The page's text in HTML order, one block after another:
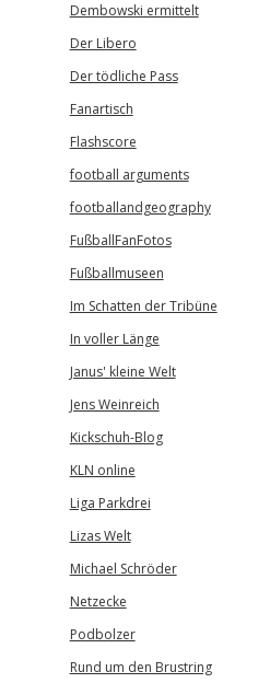
Dembowski ermittelt
Der Libero
Der tödliche Pass
Fanartisch
Flashscore
football arguments
footballandgeography
FußballFanFotos
Fußballmuseen
Im Schatten der Tribüne
In voller Länge
Janus' kleine Welt
Jens Weinreich
Kickschuh-Blog
KLN online
Liga Parkdrei
Lizas Welt
Michael Schröder
Netzecke
Podbolzer
Rund um den Brustring